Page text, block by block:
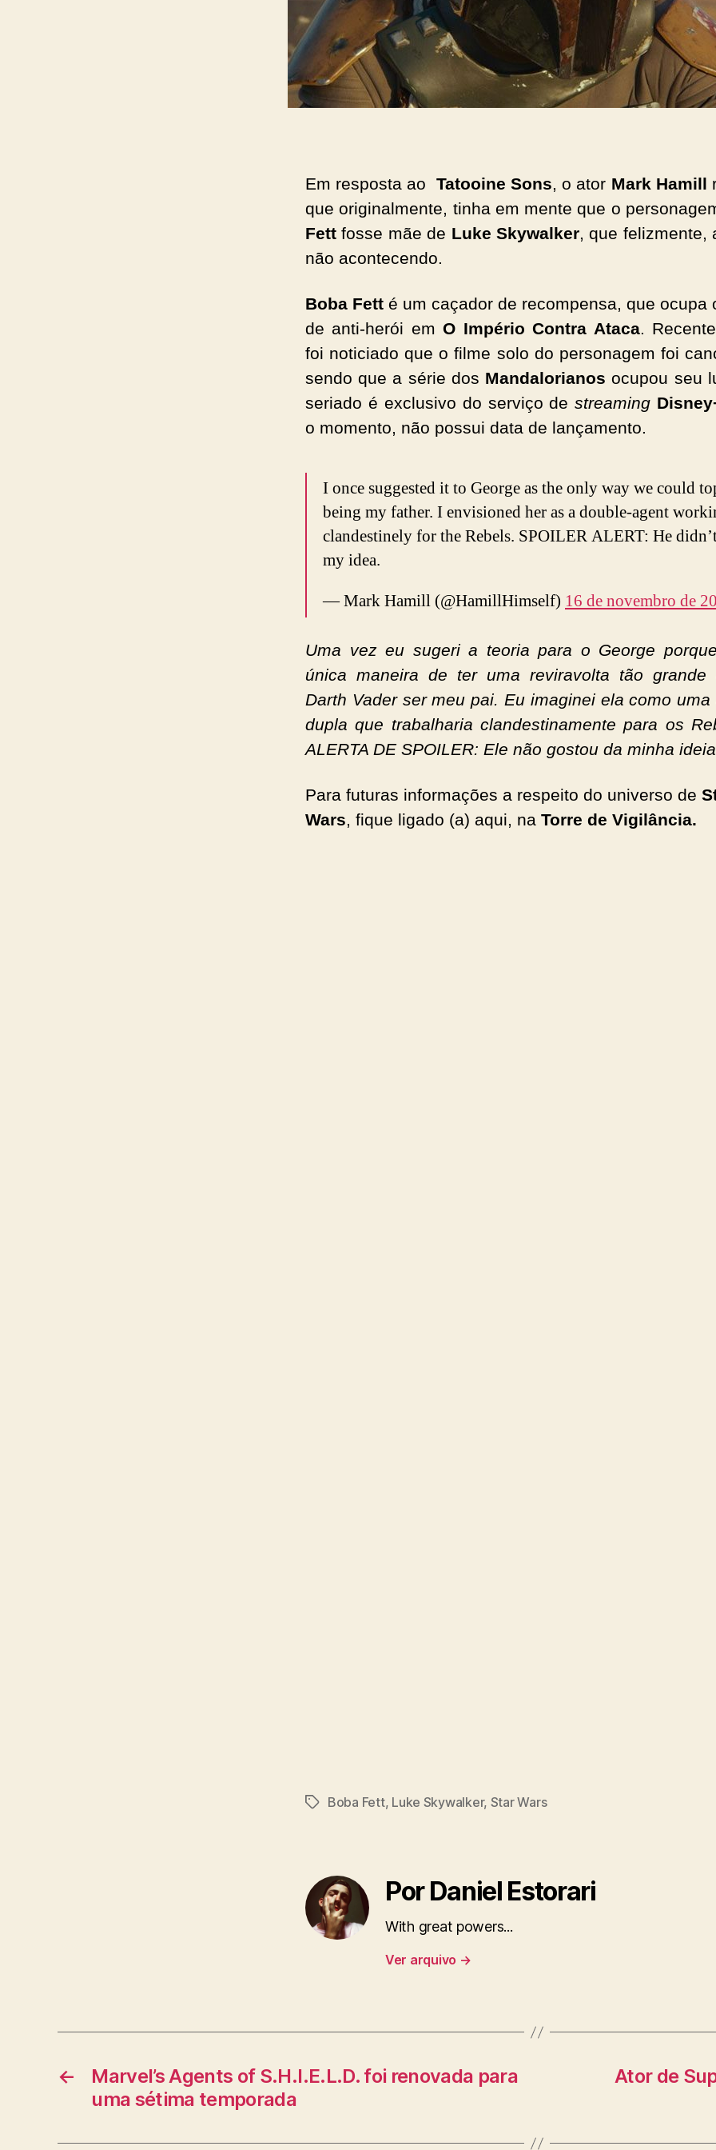
Em resposta ao Tatooine Sons , o ator Mark Hamill
que originalmente, tinha em mente que o
Fett fosse mãe de Luke Skywalker, que felizmente,
não acontecendo.
Boba Fett é um caçador de recompensa, que ocupa
de anti-herói emO Império Contra Ataca.
foi noticiado que o filme solo do personagem foi
sendo que a série dos Mandalorianos ocupou seu
seriado é exclusivo do serviço destreaming
o momento, não possui data de lançamento.
I once suggested it to George as the only way we could
being my father. I envisioned her as a double-agent
clandestinely for the Rebels. SPOILER ALERT: He
my idea.
— Mark Hamill (@HamillHimself) 16 de novembro de
Uma vez eu sugeri a teoria para o George
única maneira de ter uma reviravolta tão grande
Darth Vader ser meu pai. Eu imaginei ela como uma
dupla que trabalharia clandestinamente para os
ALERTA DE SPOILER: Ele não gostou da minha
Para futuras informações a respeito do universo de
Wars, fique ligado (a) aqui, na Torre de Vigilância.
TagsBoba Fett, Luke Skywalker, Star Wars
Por Daniel Estorari
With great powers...
Ver arquivo →
←
Marvel’s Agents of S.H.I.E.L.D. foi renovada para
uma sétima temporada
Ator de